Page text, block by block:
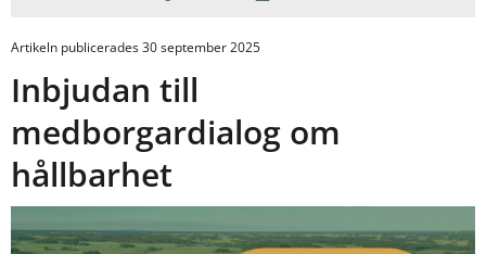
Artikeln publicerades 30 september 2025
Inbjudan till
medborgardialog om
hållbarhet